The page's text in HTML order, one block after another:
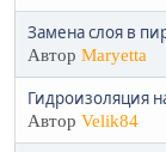
Замена слоя в
Автор Maryetta
Гидроизоляция
Автор Velik84